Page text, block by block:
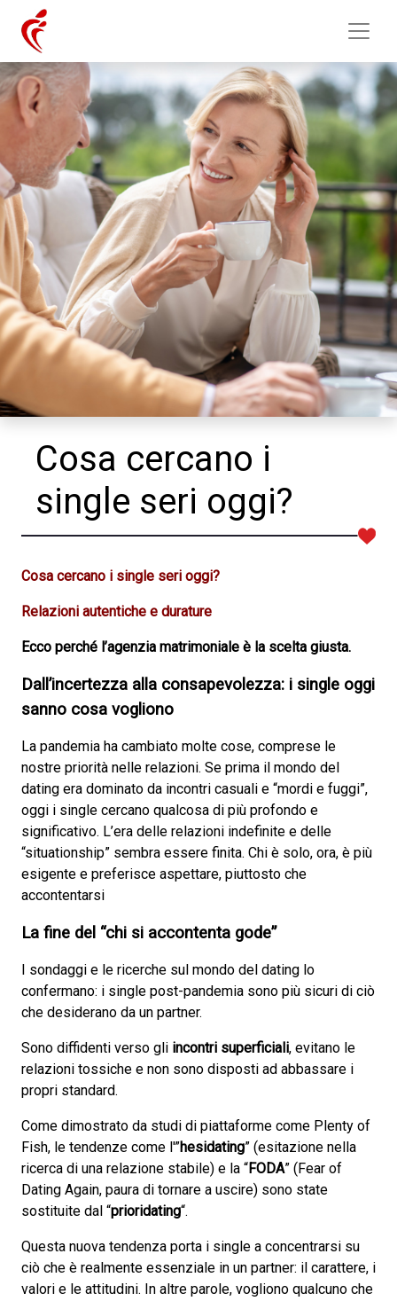
Cosa cercano i
single seri oggi?
Cosa cercano i single seri oggi?
Relazioni autentiche e durature
Ecco perché l’agenzia matrimoniale è la scelta giusta.
Dall’incertezza alla consapevolezza: i single oggi
sanno cosa vogliono
La pandemia ha cambiato molte cose, comprese le
nostre priorità nelle relazioni. Se prima il mondo del
dating era dominato da incontri casuali e “mordi e fuggi”,
oggi i single cercano qualcosa di più profondo e
significativo. L’era delle relazioni indefinite e delle
“situationship” sembra essere finita. Chi è solo, ora, è più
esigente e preferisce aspettare, piuttosto che
accontentarsi
La fine del “chi si accontenta gode”
I sondaggi e le ricerche sul mondo del dating lo
confermano: i single post-pandemia sono più sicuri di ciò
che desiderano da un partner.
Sono diffidenti verso gli incontri superficiali, evitano le
relazioni tossiche e non sono disposti ad abbassare i
propri standard.
Come dimostrato da studi di piattaforme come Plenty of
Fish, le tendenze come l'”hesidating” (esitazione nella
ricerca di una relazione stabile) e la “FODA” (Fear of
Dating Again, paura di tornare a uscire) sono state
sostituite dal “prioridating“.
Questa nuova tendenza porta i single a concentrarsi su
ciò che è realmente essenziale in un partner: il carattere, i
valori e le attitudini. In altre parole, vogliono qualcuno che